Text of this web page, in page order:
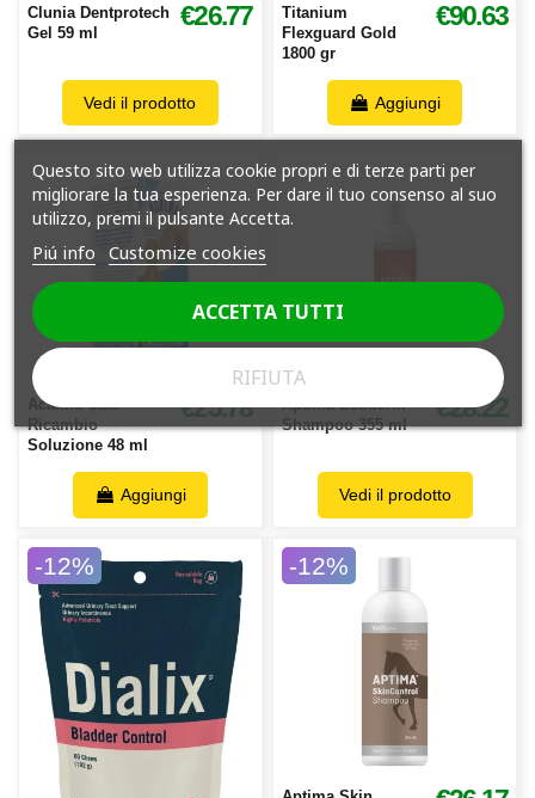
Clunia Dentprotech
Gel 59 ml
€26.77
Vedi il prodotto
Titanium
Flexguard Gold
1800 gr
€90.63
Aggiungi
Acalma Cats
Ricambio
Soluzione 48 ml
€25.78
Aggiungi
Aptima Estiderm
Shampoo 355 ml
€28.22
Vedi il prodotto
-12% -12%
Questo sito web utilizza cookie propri e di terze parti per
migliorare la tua esperienza. Per dare il tuo consenso al suo
utilizzo, premi il pulsante Accetta.
Piú info Customize cookies
RIFIUTA
ACCETTA TUTTI